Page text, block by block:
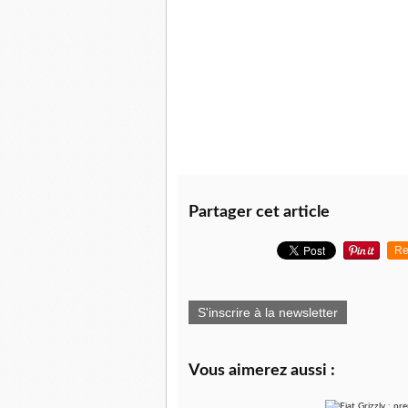
Partager cet article
S'inscrire à la newsletter
Vous aimerez aussi :